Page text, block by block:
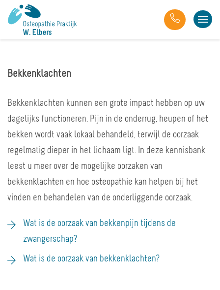
Bekkenklachten
Bekkenklachten kunnen een grote impact hebben op uw
dagelijks functioneren. Pijn in de onderrug, heupen of het
bekken wordt vaak lokaal behandeld, terwijl de oorzaak
regelmatig dieper in het lichaam ligt. In deze kennisbank
leest u meer over de mogelijke oorzaken van
bekkenklachten en hoe osteopathie kan helpen bij het
vinden en behandelen van de onderliggende oorzaak.
Wat is de oorzaak van bekkenpijn tijdens de
zwangerschap?
Wat is de oorzaak van bekkenklachten?